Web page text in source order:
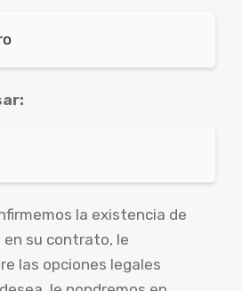
la existencia de
en su contrato, le
las opciones legales